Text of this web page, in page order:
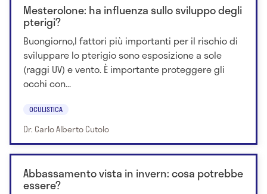
Mesterolone: ha influenza sullo sviluppo degli
pterigi?
Buongiorno,I fattori più importanti per il rischio di
sviluppare lo pterigio sono esposizione a sole
(raggi UV) e vento. È importante proteggere gli
occhi con...
OCULISTICA
Dr. Carlo Alberto Cutolo
Abbassamento vista in invern: cosa potrebbe
essere?